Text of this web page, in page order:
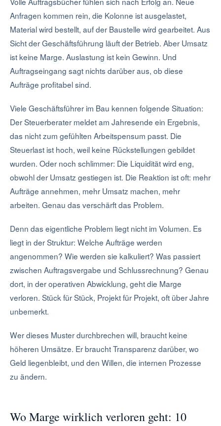
Anfragen kommen rein, die Kolonne ist ausgelastet,
Material wird bestellt, auf der Baustelle wird gearbeitet. Aus
Sicht der Geschäftsführung läuft der Betrieb. Aber Umsatz
ist keine Marge. Auslastung ist kein Gewinn. Und
Auftragseingang sagt nichts darüber aus, ob diese
Aufträge profitabel sind.
Viele Geschäftsführer im Bau kennen folgende Situation:
Der Steuerberater meldet am Jahresende ein Ergebnis,
das nicht zum gefühlten Arbeitspensum passt. Die
Steuerlast ist hoch, weil keine Rückstellungen gebildet
wurden. Oder noch schlimmer: Die Liquidität wird eng,
obwohl der Umsatz gestiegen ist. Die Reaktion ist oft: mehr
Aufträge annehmen, mehr Umsatz machen, mehr
arbeiten. Genau das verschärft das Problem.
Denn das eigentliche Problem liegt nicht im Volumen. Es
liegt in der Struktur: Welche Aufträge werden
angenommen? Wie werden sie kalkuliert? Was passiert
zwischen Auftragsvergabe und Schlussrechnung? Genau
dort, in der operativen Abwicklung, geht die Marge
verloren. Stück für Stück, Projekt für Projekt, oft über Jahre
unbemerkt.
Wer dieses Muster durchbrechen will, braucht keine
höheren Umsätze. Er braucht Transparenz darüber, wo
Geld liegenbleibt, und den Willen, die internen Prozesse
zu ändern.
Wo Marge wirklich verloren geht: 10